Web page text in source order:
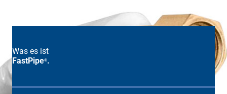
Was es ist
FastPipe®.